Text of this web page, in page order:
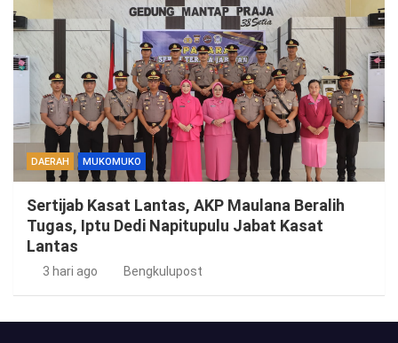
DAERAH MUKOMUKO
Sertijab Kasat Lantas, AKP Maulana Beralih
Tugas, Iptu Dedi Napitupulu Jabat Kasat
Lantas
3 hari ago Bengkulupost